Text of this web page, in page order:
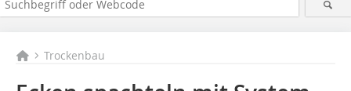
Trockenbau